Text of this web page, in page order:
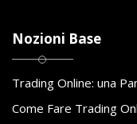
Nozioni Base
Trading Online: una
Come Fare Trading